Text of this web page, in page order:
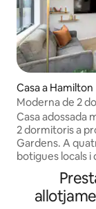
Casa a Hamilton
Moderna de 2
jardins i
Casa adossada
2 dormitoris a
Gardens. A quatre passes del riu, de
botigues locals i
restaurants de
només 2 km
aquest